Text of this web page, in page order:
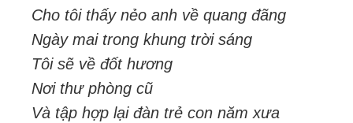
Cho tôi thấy nẻo anh về quang đãng
Ngày mai trong khung trời sáng
Tôi sẽ về đốt hương
Nơi thư phòng cũ
Và tập hợp lại đàn trẻ con năm xưa